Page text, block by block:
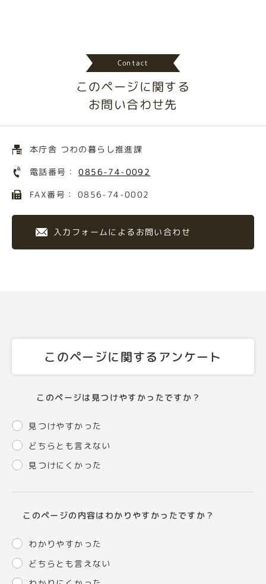
Contact
このページに関する
お問い合わせ先
本庁舎 つわの暮らし推進課
電話番号：0856-74-0092
FAX番号： 0856-74-0002
入力フォームによるお問い合わせ
このページに関するアンケート
このページは見つけやすかったですか？
見つけやすかった
どちらとも言えない
見つけにくかった
このページの内容はわかりやすかったですか？
わかりやすかった
どちらとも言えない